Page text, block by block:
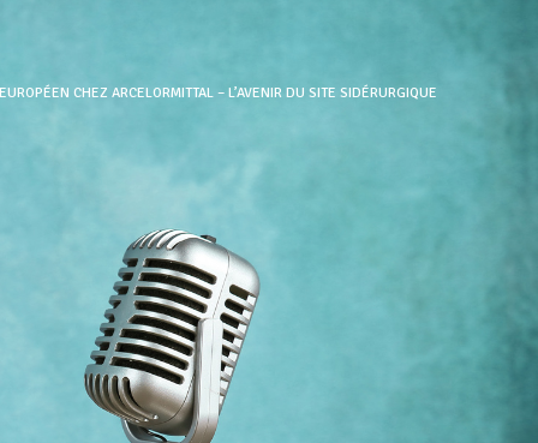
CHEZ ARCELORMITTAL – L’AVENIR DU SITE SIDÉRURGIQUE